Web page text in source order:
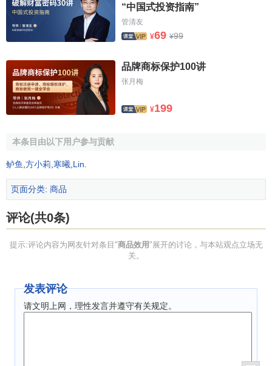
“中国式投资指南”
管清友
¥69 ¥99
品牌商标保护100讲
张月梅
¥199
本条目由以下用户参与贡献
鲈鱼 方小莉 寒曦 Lin
页面分类: 商品
评论(共0条)
提示:评论内容为网友针对条目"商品效用"展开的讨论，与本站观点立场无
关。
发表评论
请文明上网，理性发言并遵守有关规定。